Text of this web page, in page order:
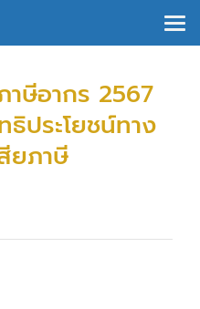
ษีอากร 2567
ประโยชน์ทาง
ยภาษี
×